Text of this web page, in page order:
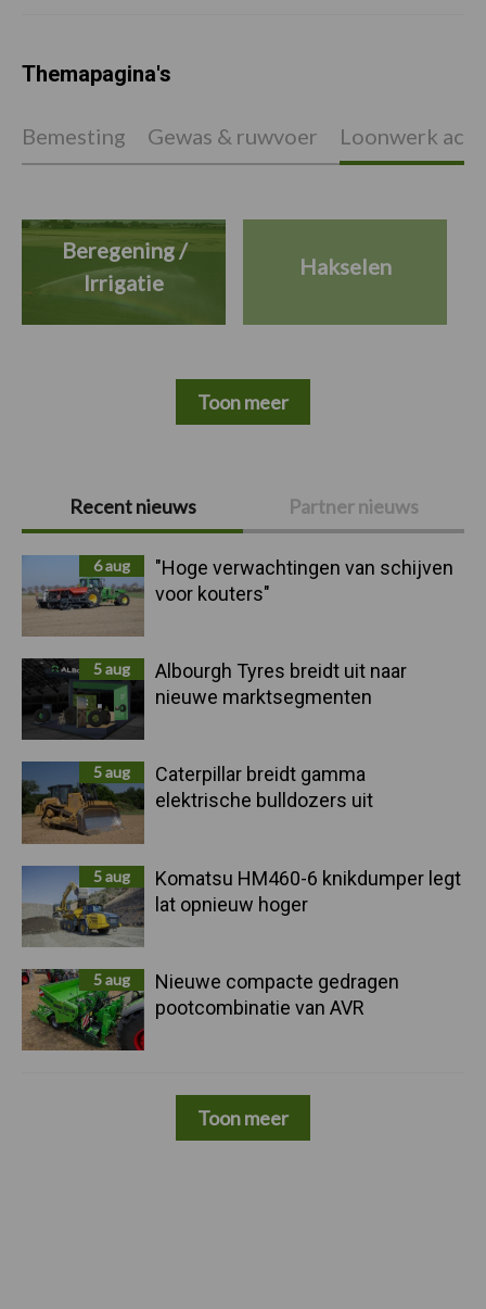
Primaire
Sidebar
Recent nieuws Partner nieuws
6 aug
"Hoge verwachtingen van schijven
voor kouters"
5 aug
Albourgh Tyres breidt uit naar
nieuwe marktsegmenten
5 aug
Caterpillar breidt gamma
elektrische bulldozers uit
5 aug
Komatsu HM460-6 knikdumper legt
lat opnieuw hoger
5 aug
Nieuwe compacte gedragen
pootcombinatie van AVR
Toon meer
Themapagina's
Bemesting Gewas & ruwvoer Loonwerk
Beregening /
Irrigatie
Hakselen
Toon meer